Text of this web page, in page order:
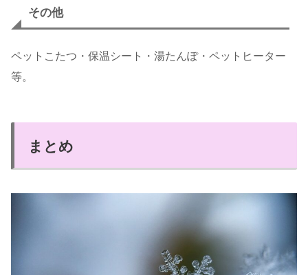
その他
ペットこたつ・保温シート・湯たんぽ・ペットヒーター
等。
まとめ